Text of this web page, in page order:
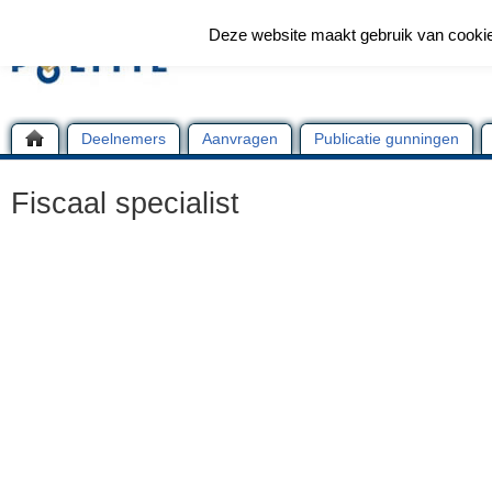
Deelnemers Aanvragen Publicatie gunningen
Fiscaal specialist
Deze website maakt gebruik van